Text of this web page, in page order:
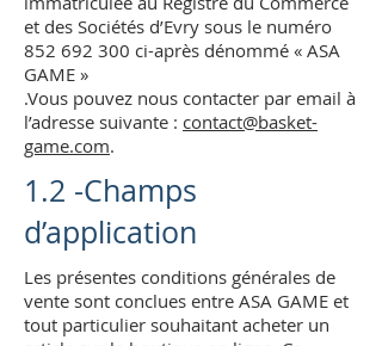
et des Sociétés d’Evry sous le numéro
852 692 300 ci-après dénommé « ASA
GAME »
.Vous pouvez nous contacter par email à
l’adresse suivante : contact@basket-
game.com.
1.2 -Champs
d’application
Les présentes conditions générales de
vente sont conclues entre ASA GAME et
tout particulier souhaitant acheter un